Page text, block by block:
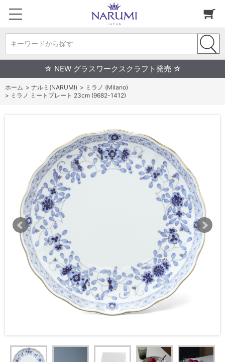
キーワードから探す
☆ NEW グラスワークスクラフト発売 ☆
ホーム > ナルミ(NARUMI) > ミラノ (Milano)
> ミラノ ミートプレート 23cm (9682-1412)